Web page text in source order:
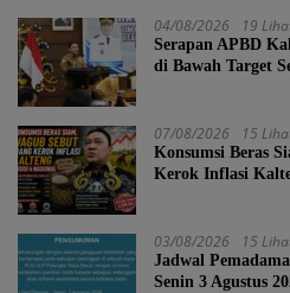
04/08/2026 19
Serapan APBD
di Bawah Target
07/08/2026 15
Konsumsi Beras
Kerok Inflasi
03/08/2026 15
Jadwal
Senin 3 Agustus